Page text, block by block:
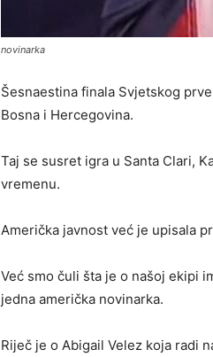
novinarka
Šesnaestina finala Svjetskog
Bosna i Hercegovina.
Taj se susret igra u Santa Clari,
vremenu.
Američka javnost već je upisala
Već smo čuli šta je o našoj ekipi
jedna američka novinarka.
Riječ je o Abigail Velez koja radi